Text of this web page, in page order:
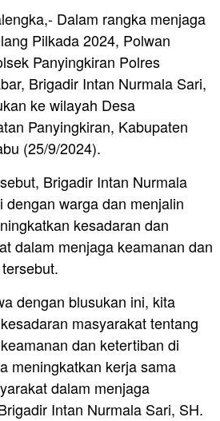
Dalam rangka menjaga
Pilkada 2024, Polwan
Panyingkiran Polres
Brigadir Intan Nurmala Sari,
ke wilayah Desa
Panyingkiran, Kabupaten
(25/9/2024).
Brigadir Intan Nurmala
dengan warga dan menjalin
kesadaran dan
dalam menjaga keamanan dan
dengan blusukan ini, kita
masyarakat tentang
dan ketertiban di
meningkatkan kerja sama
dalam menjaga
Intan Nurmala Sari, SH.